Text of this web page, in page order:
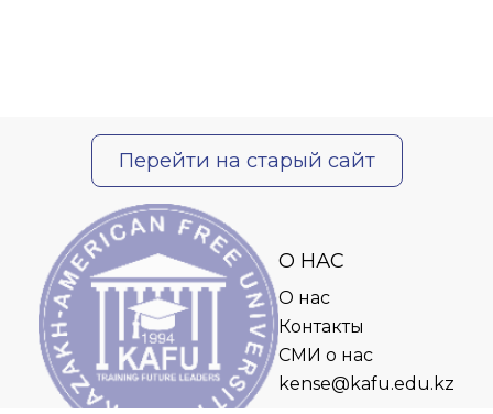
Перейти на старый сайт
О НАС
О нас
Контакты
СМИ о нас
kense@kafu.edu.kz